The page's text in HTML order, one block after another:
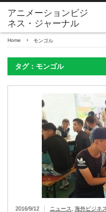
アニメーションビジ
ネス・ジャーナル
Home モンゴル
タグ：モンゴル
2016/9/12 ニュース 海外ビジネス